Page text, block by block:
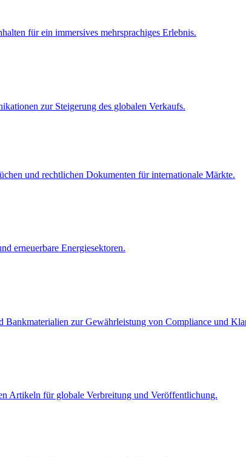
für ein immersives mehrsprachiges Erlebnis.
zur Steigerung des globalen Verkaufs.
und rechtlichen Dokumenten für internationale Märkte.
erneuerbare Energiesektoren.
Bankmaterialien zur Gewährleistung von Compliance und
Artikeln für globale Verbreitung und Veröffentlichung.